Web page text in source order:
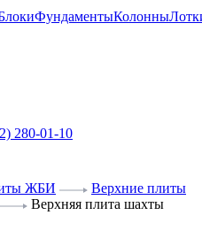
ФундаментыКолонны
280-01-10
ЖБИ
Верхние плиты
Верхняя плита шахты